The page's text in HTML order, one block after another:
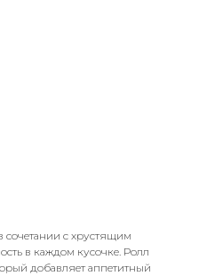
с хрустящим
в каждом кусочке. Ролл
добавляет аппетитный